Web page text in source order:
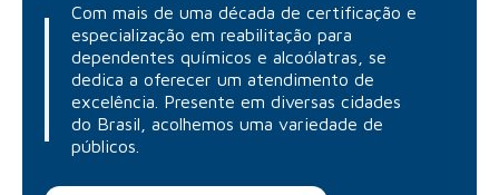
Com mais de uma década de certificação e
especialização em reabilitação para
dependentes químicos e alcoólatras, se
dedica a oferecer um atendimento de
excelência. Presente em diversas cidades
do Brasil, acolhemos uma variedade de
públicos.